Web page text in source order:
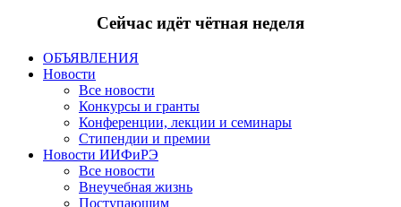
Сейчас идёт чётная неделя
ОБЪЯВЛЕНИЯ
Новости
Все новости
Конкурсы и гранты
Конференции, лекции и семинары
Стипендии и премии
Новости ИИФиРЭ
Все новости
Внеучебная жизнь
Поступающим